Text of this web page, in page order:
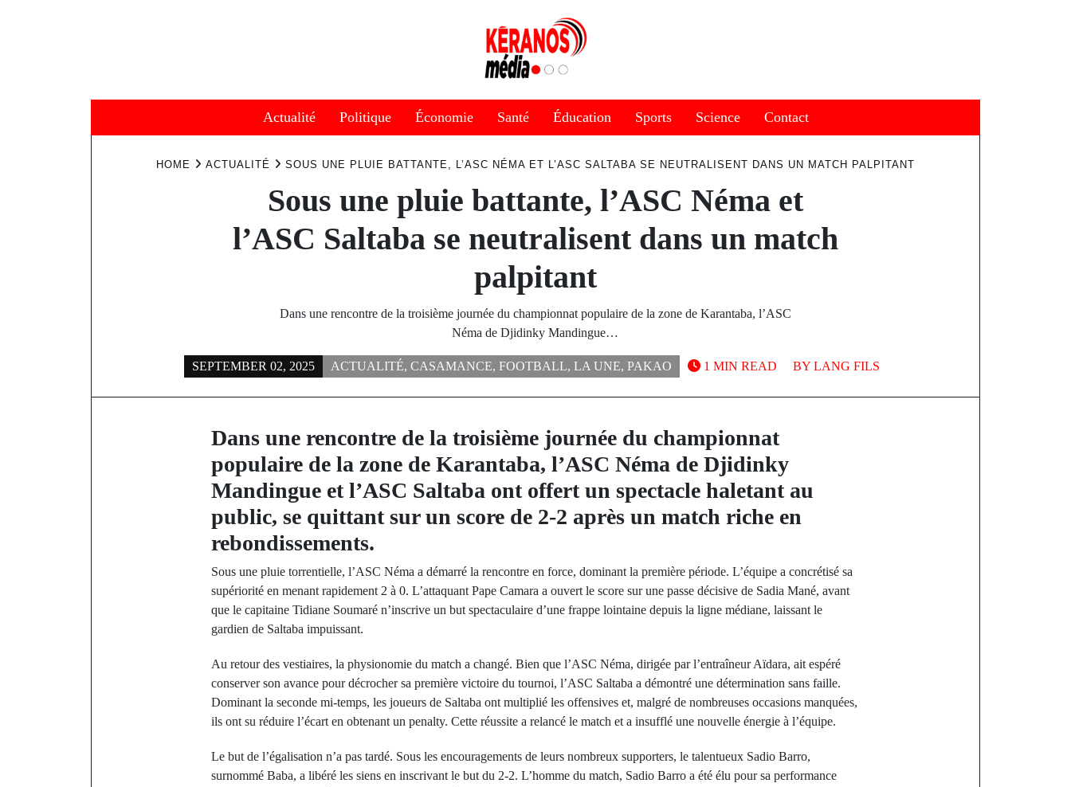
Actualité Politique Économie Santé Éducation Sports Science Contact
HOME ACTUALITÉ SOUS UNE PLUIE BATTANTE, L’ASC NÉMA ET L’ASC SALTABA SE NEUTRALISENT DANS UN MATCH PALPITANT
Sous une pluie battante, l’ASC Néma et
l’ASC Saltaba se neutralisent dans un match
palpitant
Dans une rencontre de la troisième journée du championnat populaire de la zone de Karantaba, l’ASC
Néma de Djidinky Mandingue…
SEPTEMBER 02, 2025 ACTUALITÉ, CASAMANCE, FOOTBALL, LA UNE, PAKAO BY LANG FILS
1 MIN READ
Dans une rencontre de la troisième journée du championnat
populaire de la zone de Karantaba, l’ASC Néma de Djidinky
Mandingue et l’ASC Saltaba ont offert un spectacle haletant au
public, se quittant sur un score de 2-2 après un match riche en
rebondissements.
Sous une pluie torrentielle, l’ASC Néma a démarré la rencontre en force, dominant la première période. L’équipe a concrétisé sa
supériorité en menant rapidement 2 à 0. L’attaquant Pape Camara a ouvert le score sur une passe décisive de Sadia Mané, avant
que le capitaine Tidiane Soumaré n’inscrive un but spectaculaire d’une frappe lointaine depuis la ligne médiane, laissant le
gardien de Saltaba impuissant.
Au retour des vestiaires, la physionomie du match a changé. Bien que l’ASC Néma, dirigée par l’entraîneur Aïdara, ait espéré
conserver son avance pour décrocher sa première victoire du tournoi, l’ASC Saltaba a démontré une détermination sans faille.
Dominant la seconde mi-temps, les joueurs de Saltaba ont multiplié les offensives et, malgré de nombreuses occasions manquées,
ils ont su réduire l’écart en obtenant un penalty. Cette réussite a relancé le match et a insufflé une nouvelle énergie à l’équipe.
Le but de l’égalisation n’a pas tardé. Sous les encouragements de leurs nombreux supporters, le talentueux Sadio Barro,
surnommé Baba, a libéré les siens en inscrivant le but du 2-2. L’homme du match, Sadio Barro a été élu pour sa performance